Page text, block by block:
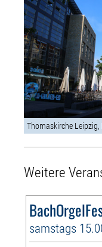
Thomaskirche
Weitere
samstags